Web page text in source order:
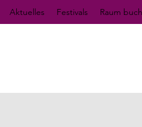
Aktuelles Festivals Raum